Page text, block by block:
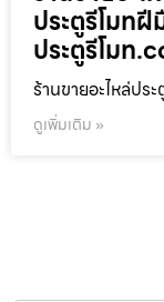
ประตูรีโมท
ประตูรีโมท
ร้านขายอะไหล่ปร
ดูเพิ่มเติม »